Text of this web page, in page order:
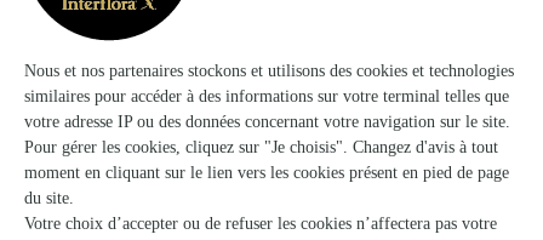
Marbrerie Pierrard Fleurs